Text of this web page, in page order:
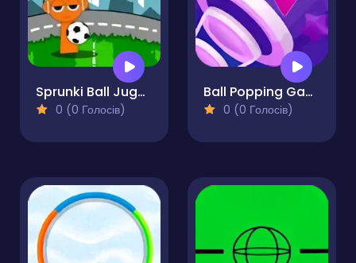
Sprunki Ball Juggling
0 (0 Голосів)
Ball Popping Games
0 (0 Голосів)